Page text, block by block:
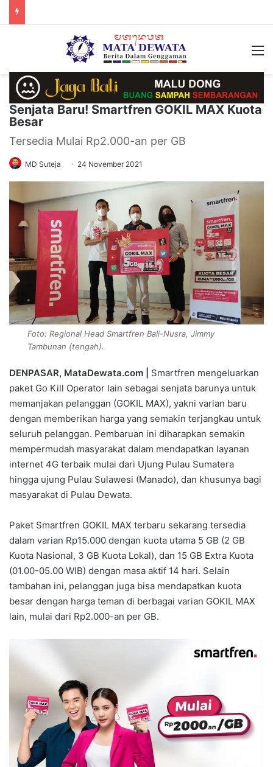
Senjata Baru! Smartfren GOKIL MAX Kuota
Besar
Tersedia Mulai Rp2.000-an per GB
MD Suteja 24 November 2021
Foto: Regional Head Smartfren Bali-Nusra, Jimmy
Tambunan (tengah).
DENPASAR, MataDewata.com |
Smartfren mengeluarkan
paket Go Kill Operator lain sebagai senjata barunya untuk
memanjakan pelanggan (GOKIL MAX), yakni varian baru
dengan memberikan harga yang semakin terjangkau untuk
seluruh pelanggan. Pembaruan ini diharapkan semakin
mempermudah masyarakat dalam mendapatkan layanan
internet 4G terbaik mulai dari Ujung Pulau Sumatera
hingga ujung Pulau Sulawesi (Manado), dan khusunya bagi
masyarakat di Pulau Dewata.
Paket Smartfren GOKIL MAX terbaru sekarang tersedia
dalam varian Rp15.000 dengan kuota utama 5 GB (2 GB
Kuota Nasional, 3 GB Kuota Lokal), dan 15 GB Extra Kuota
(01.00-05.00 WIB) dengan masa aktif 14 hari. Selain
tambahan ini, pelanggan juga bisa mendapatkan kuota
besar dengan harga teman di berbagai varian GOKIL MAX
lain, mulai dari Rp2.000-an per GB.